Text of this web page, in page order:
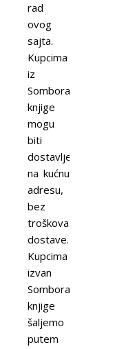
rad
ovog
sajta.
Kupcima
iz
Sombora
knjige
mogu
biti
dostavljene
na kućnu
adresu,
bez
troškova
dostave.
Kupcima
izvan
Sombora
knjige
šaljemo
putem